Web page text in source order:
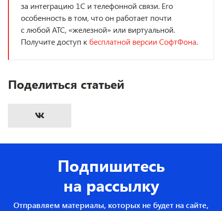
за интеграцию 1С и телефонной связи. Его
особенность в том, что он работает почти
с любой АТС, «железной» или виртуальной.
Получите доступ к бесплатной версии СофтФона.
Поделиться статьей
Подпишитесь
на рассылку
Отправляем материалы, которых не будет на сайте,